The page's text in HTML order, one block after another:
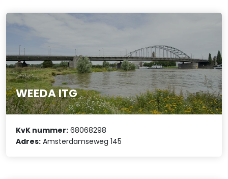
WEEDA ITG
KvK nummer: 68068298
Adres: Amsterdamseweg 145